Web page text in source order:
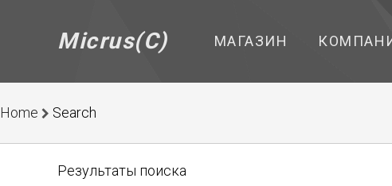
Micrus(C) МАГАЗИН
Home Search
Результаты поиска